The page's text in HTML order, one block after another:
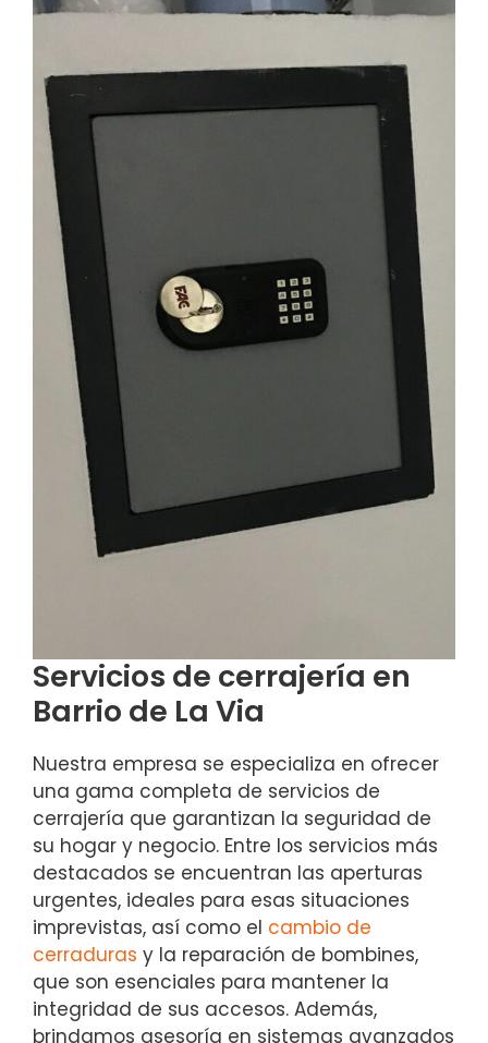
Servicios de cerrajería en
Barrio de La Via
Nuestra empresa se especializa en ofrecer
una gama completa de servicios de
cerrajería que garantizan la seguridad de
su hogar y negocio. Entre los servicios más
destacados se encuentran las aperturas
urgentes, ideales para esas situaciones
imprevistas, así como el cambio de
cerraduras y la reparación de bombines,
que son esenciales para mantener la
integridad de sus accesos. Además,
brindamos asesoría en sistemas avanzados